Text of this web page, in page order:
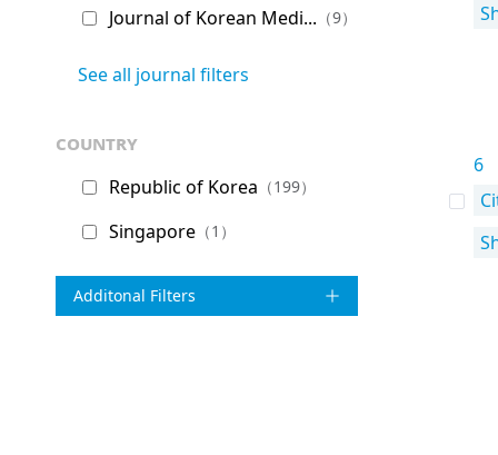
Journal of Korean Medi... （9）
See all journal filters
country
Republic of Korea （199）
Singapore （1）
Additonal Filters
6